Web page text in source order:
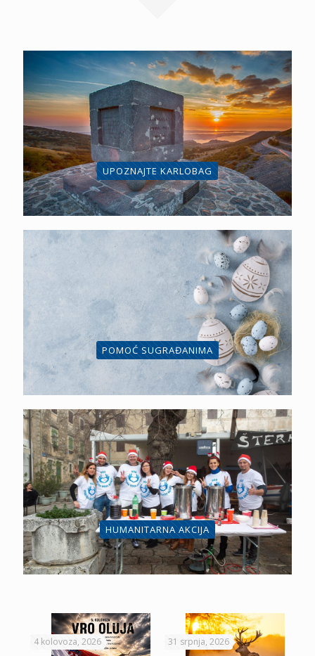
UPOZNAJTE KARLOBAG
POMOĆ SUGRAĐANIMA
HUMANITARNA AKCIJA
4 kolovoza, 2026 31 srpnja, 2026